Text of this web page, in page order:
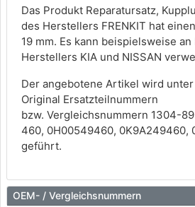
Das Produkt Reparatursatz,
des Herstellers FRENKIT hat
19 mm. Es kann beispielsweise
Herstellers KIA und NISSAN
Der angebotene Artikel wird
Original Ersatzteilnummern
bzw. Vergleichsnummern 1304-
460, 0H00549460, 0K9A249460,
geführt.
OEM- / Vergleichsnummern